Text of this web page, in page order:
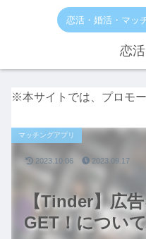
恋活・婚活・マッ
恋
※本サイトでは、プロモ
【Tinder】広
GET！につい
マッチングアプリ
2023.10.06 2023.09.17